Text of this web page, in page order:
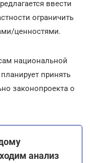
ввести
ограничить
ценностями.
национальной
принять
законопроекта о
анализ